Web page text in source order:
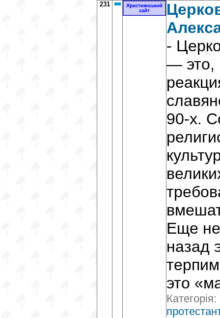
231
-
— это,
90-х.
Еще
назад
это
Категорія: